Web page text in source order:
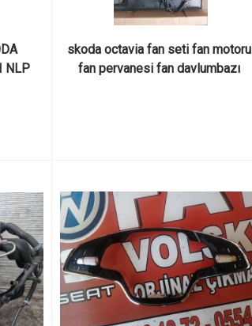
NLP
skoda octavia fan seti fan motoru
fan pervanesi fan davlumbazı